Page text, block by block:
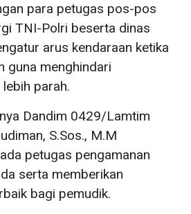
para petugas pos-pos
TNI-Polri beserta dinas
arus kendaraan ketika
guna menghindari
parah.
Dandim 0429/Lamtim
S.Sos., M.M
petugas pengamanan
serta memberikan
bagi pemudik.